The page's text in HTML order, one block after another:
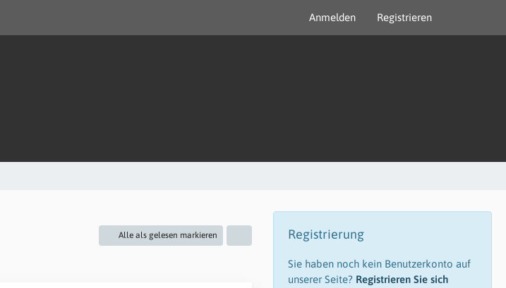
Anmelden Registrieren
Alle als gelesen markieren Registrierung
Sie haben noch kein Benutzerkonto auf
unserer Seite? Registrieren Sie sich